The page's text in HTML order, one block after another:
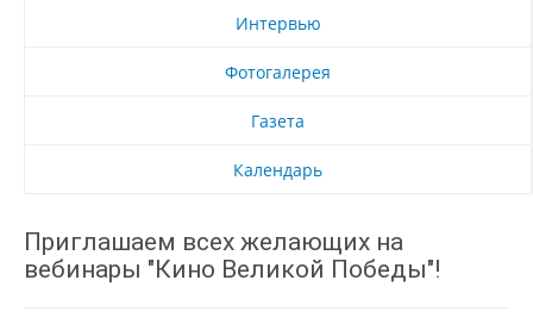
Интервью
Фотогалерея
Газета
Календарь
Приглашаем всех желающих на
вебинары "Кино Великой Победы"!